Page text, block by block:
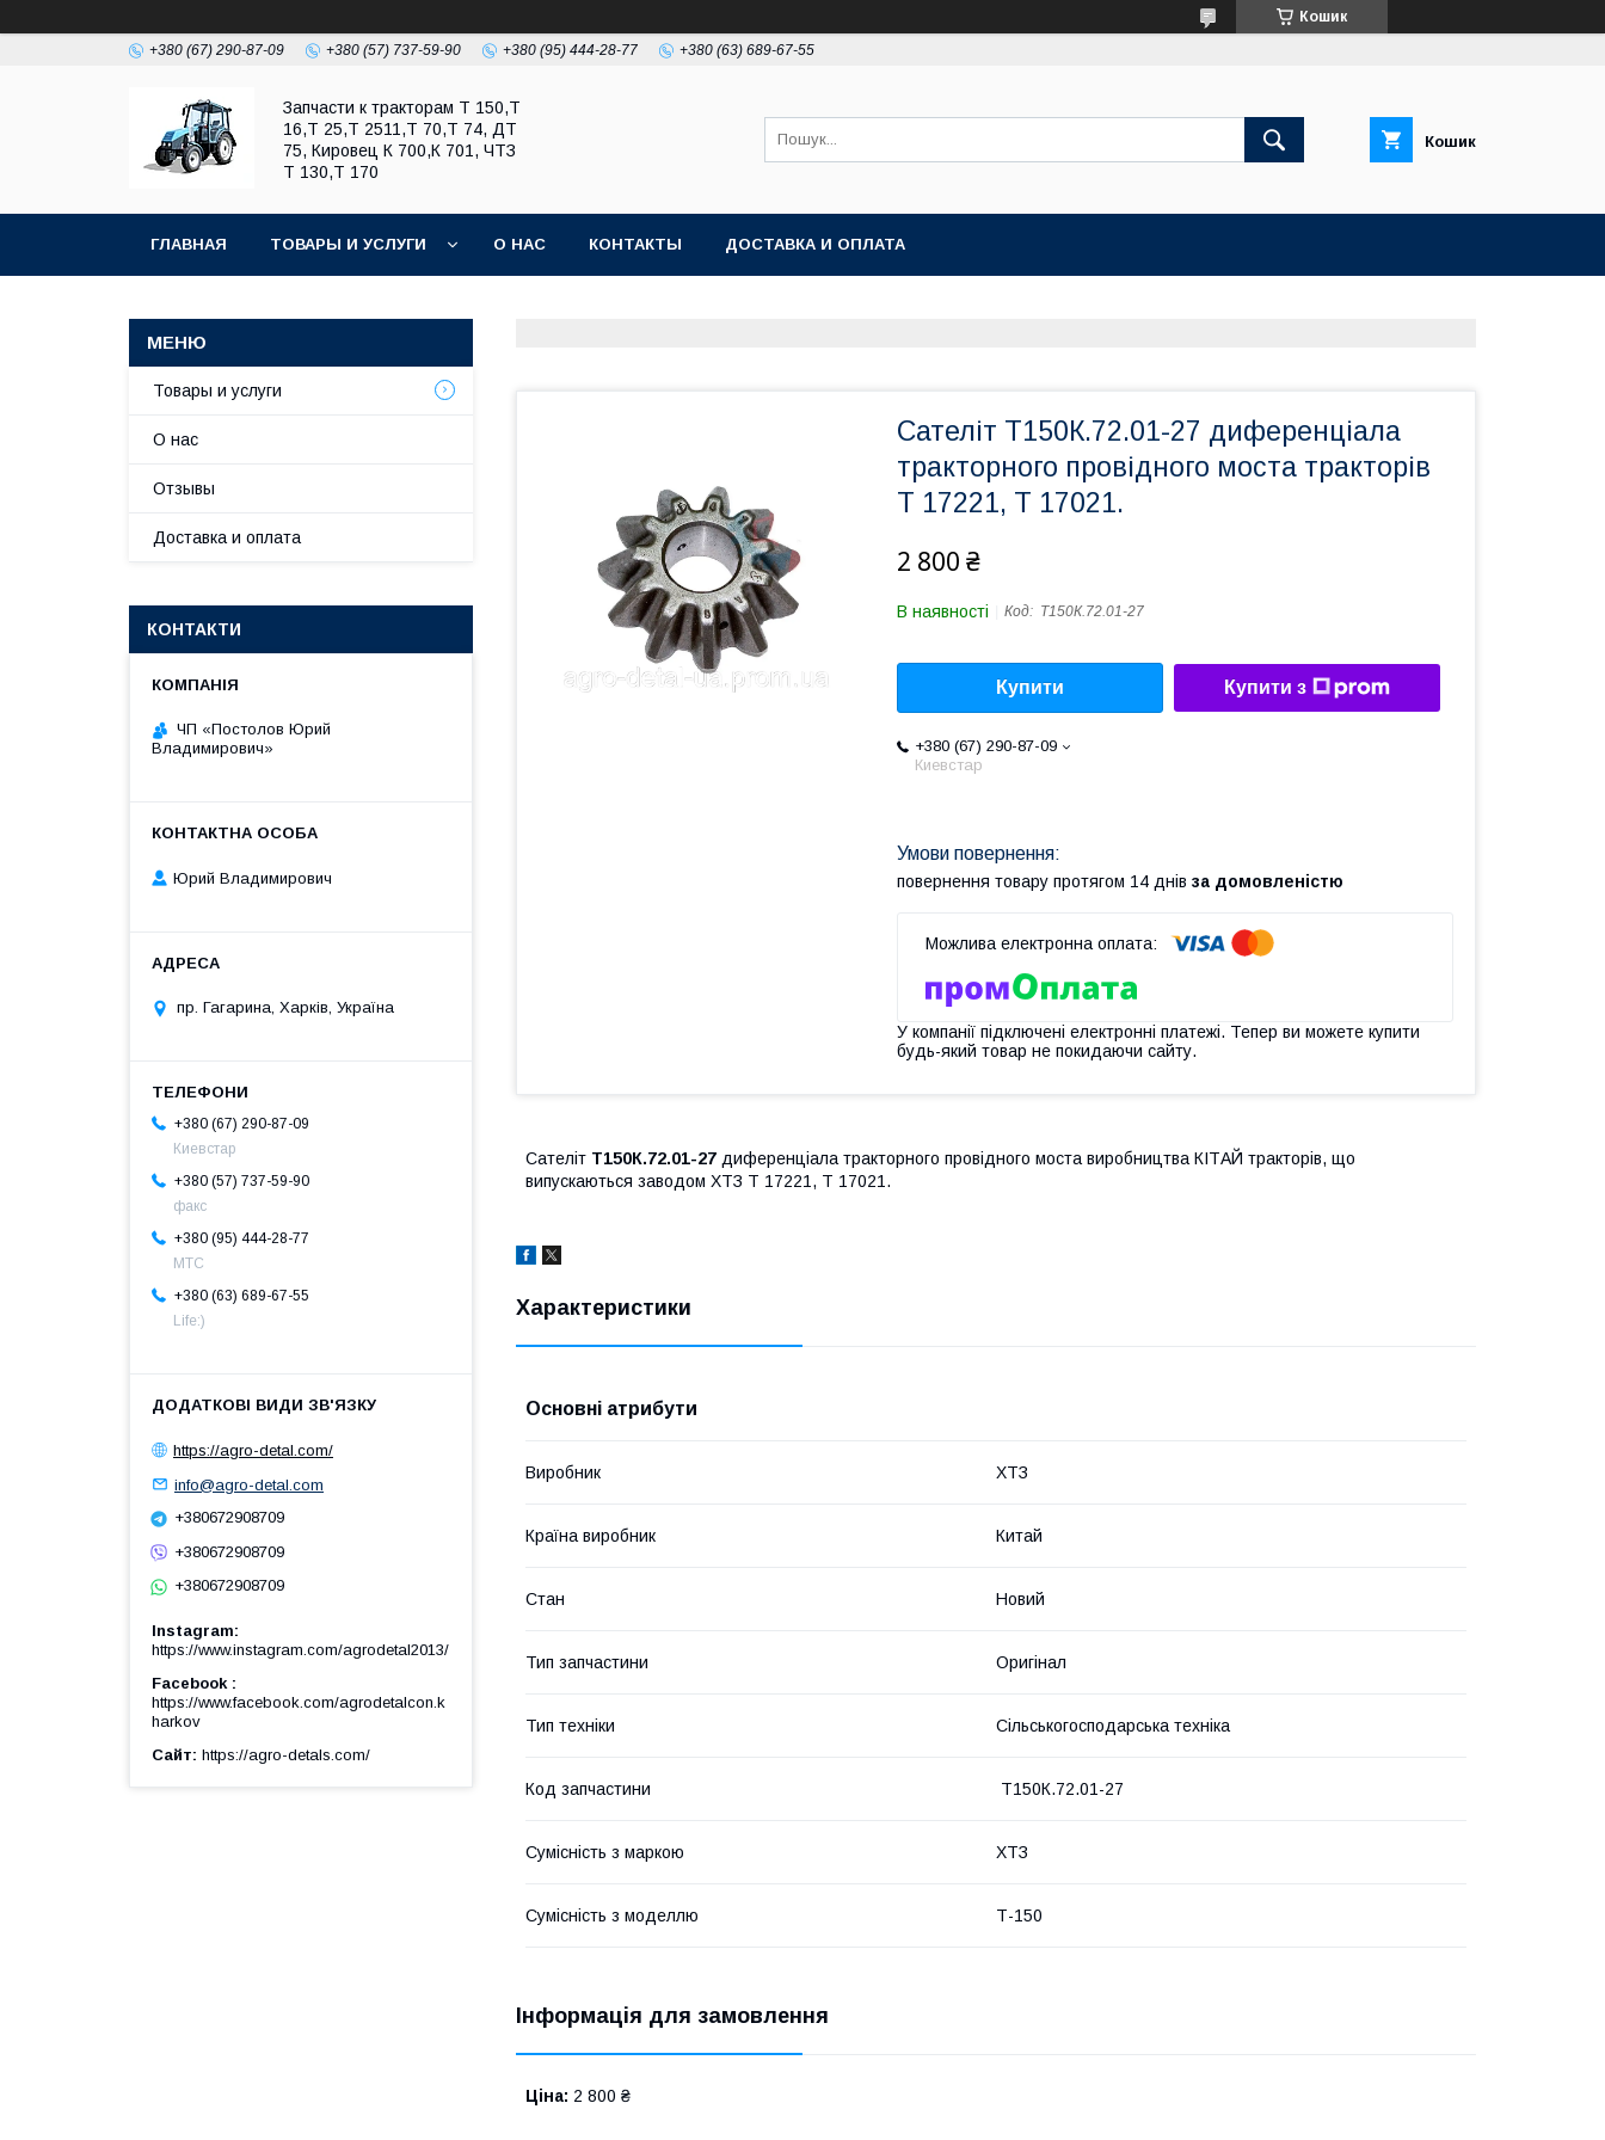
Кошик
+380 (67) 290-87-09 +380 (57) 737-59-90 +380 (95) 444-28-77 +380 (63) 689-67-55
Запчасти к тракторам Т 150,Т
16,Т 25,Т 2511,Т 70,Т 74, ДТ
75, Кировец К 700,К 701, ЧТЗ
Т 130,Т 170
Кошик
ГЛАВНАЯ ТОВАРЫ И УСЛУГИ О НАС КОНТАКТЫ ДОСТАВКА И ОПЛАТА
Сателіт Т150К.72.01-27 диференціала
тракторного провідного моста тракторів
Т 17221, Т 17021.
2 800 ₴
В наявності Код: Т150К.72.01-27
Купити Купити з
+380 (67) 290-87-09
Киевстар
повернення товару протягом 14 днів за домовленістю
У компанії підключені електронні платежі. Тепер ви можете купити
будь-який товар не покидаючи сайту.
Сателіт Т150К.72.01-27 диференціала тракторного провідного моста виробництва КІТАЙ тракторів, що
випускаються заводом ХТЗ Т 17221, Т 17021.
Характеристики
Основні атрибути
Виробник ХТЗ
Країна виробник Китай
Стан Новий
Тип запчастини Оригінал
Тип техніки Сільськогосподарська техніка
Код запчастини Т150К.72.01-27
Сумісність з маркою ХТЗ
Сумісність з моделлю Т-150
Інформація для замовлення
Ціна: 2 800 ₴
Товары и услуги
О нас
Отзывы
Доставка и оплата
КОНТАКТИ
ЧП «Постолов Юрий
Владимирович»
Юрий Владимирович
пр. Гагарина, Харків, Україна
+380 (67) 290-87-09
Киевстар
+380 (57) 737-59-90
факс
+380 (95) 444-28-77
МТС
+380 (63) 689-67-55
Life:)
https://agro-detal.com/
info@agro-detal.com
+380672908709
+380672908709
+380672908709
Instagram
https://www.instagram.com/agrodetal2013/
Facebook
https://www.facebook.com/agrodetalcon.k
harkov
Сайт https://agro-detals.com/